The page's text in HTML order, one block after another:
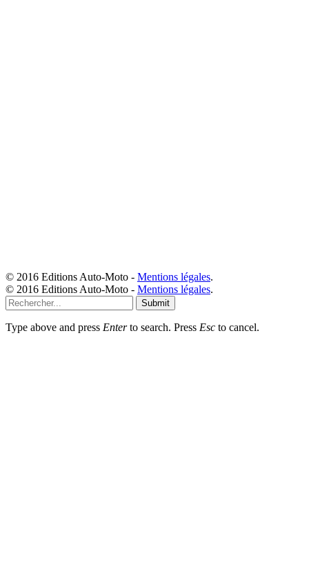
© 2016 Editions Auto-Moto - Mentions légales.
© 2016 Editions Auto-Moto - Mentions légales.
Submit
Type above and press Enterto search. Press Esc to cancel.